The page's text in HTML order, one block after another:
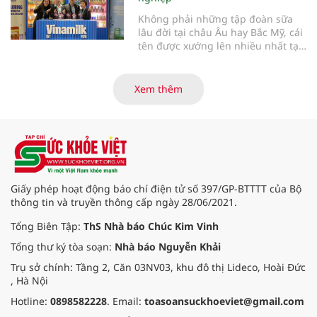
Không phải những tập đoàn sữa
lâu đời tại châu Âu hay Bắc Mỹ, cái
tên được xướng lên nhiều nhất tại
Awards) 2026 lại đến từ Việt Nam.
Xem thêm
Giấy phép hoạt động báo chí điện tử số 397/GP-BTTTT của Bộ
thông tin và truyền thông cấp ngày 28/06/2021.
Tổng Biên Tập: ThS Nhà báo Chúc Kim Vinh
Tổng thư ký tòa soạn: Nhà báo Nguyễn Khải
Trụ sở chính: Tầng 2, Căn 03NV03, khu đô thị Lideco, Hoài Đức
, Hà Nội
Hotline: 0898582228. Email: toasoansuckhoeviet@gmail.com